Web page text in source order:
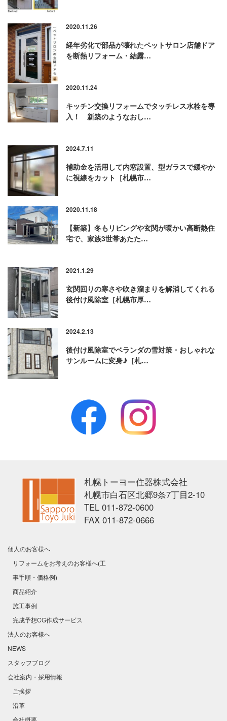
2020.11.26
経年劣化で部品が壊れたペットサロン店舗ドア
を断熱リフォーム・結露…
2020.11.24
キッチン交換リフォームでタッチレス水栓を導
入！ 新築のようなおし…
2024.7.11
補助金を活用して内窓設置、型ガラスで緩やか
に視線をカット［札幌市…
2020.11.18
【新築】冬もリビングや玄関が暖かい高断熱住
宅で、家族3世帯あたた…
2021.1.29
玄関回りの寒さや吹き溜まりを解消してくれる
後付け風除室［札幌市厚…
2024.2.13
後付け風除室でベランダの雪対策・おしゃれな
サンルームに変身♪［札…
Facebook
【公式】札幌トーヨー住器株式会社|sapporo-
札幌トーヨー住器株式会社
札幌市白石区北郷9条7丁目2-10
TEL 011-872-0600
FAX 011-872-0666
個人のお客様へ
リフォームをお考えのお客様へ(工
事手順・価格例)
商品紹介
施工事例
完成予想CG作成サービス
法人のお客様へ
NEWS
スタッフブログ
会社案内・採用情報
ご挨拶
沿革
会社概要